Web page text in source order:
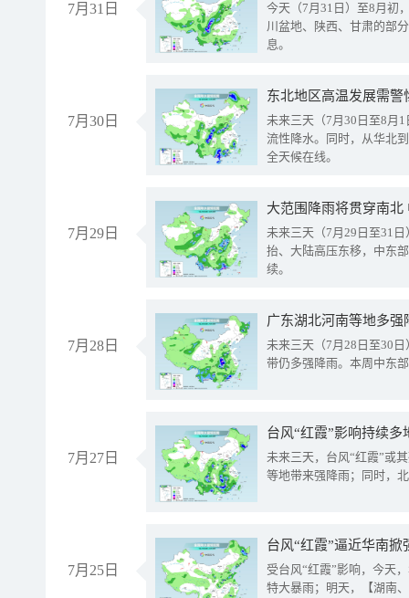
7月31日
今天（7月31日）至8月初
川盆地、陕西、甘肃的部
息。
7月30日
东北地区高温发展需
未来三天（7月30日至8月
流性降水。同时，从华北
全天候在线。
7月29日
大范围降雨将贯穿南
未来三天（7月29日至31
抬、大陆高压东移，中东
续。
7月28日
广东湖北河南等地多
未来三天（7月28日至30
带仍多强降雨。本周中东
7月27日
台风“红霞”影响持续
未来三天，台风“红霞”或
等地带来强降雨；同时，
7月25日
台风“红霞”逼近华南
受台风“红霞”影响，今天
特大暴雨；明天，【湖南